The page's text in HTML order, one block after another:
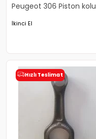
Peugeot 306 Piston kolu
İkinci El
Hızlı Teslimat